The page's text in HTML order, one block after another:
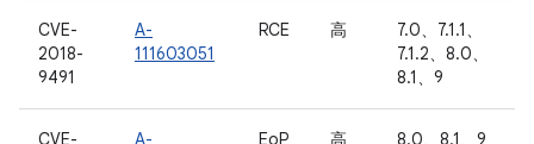
CVE-
2018-
9491
A-
111603051
RCE 高
7.0、7.1.1、
7.1.2、8.0、
8.1、9
CVE-
A-
EoP 高 8.0、8.1、9